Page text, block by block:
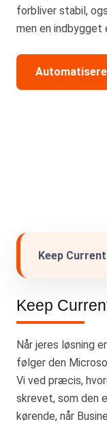
forbliver stabil,
men en indbygget
Keep
Keep
Når jeres løsning
følger den
Vi ved præcis,
skrevet, som den
kørende, når